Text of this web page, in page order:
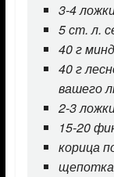
3-4
5 ст. л.
40 г
40 г
вашего
2-3
15-20
корица
щепотка